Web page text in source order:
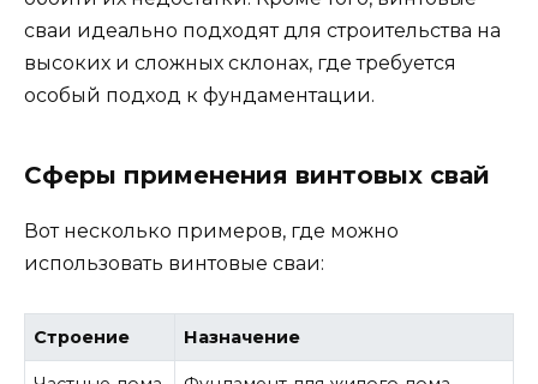
сваи идеально подходят для строительства на
высоких и сложных склонах, где требуется
особый подход к фундаментации.
Сферы применения винтовых свай
Вот несколько примеров, где можно
использовать винтовые сваи:
Строение Назначение